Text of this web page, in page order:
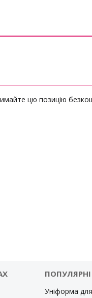
цю позицію
ПОПУЛЯРНІ
Уніформа для